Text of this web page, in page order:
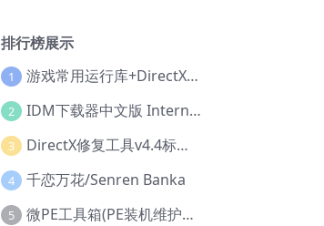
排行榜展示
1 游戏常用运行库+DirectX修复增强版
2 IDM下载器中文版 Internet Download Manager v6.42.36 IDM
3 DirectX修复工具v4.4标准版+增强版+在线修复版
4 千恋万花/Senren Banka
5 微PE工具箱(PE装机维护工具) v2.3官方正式版